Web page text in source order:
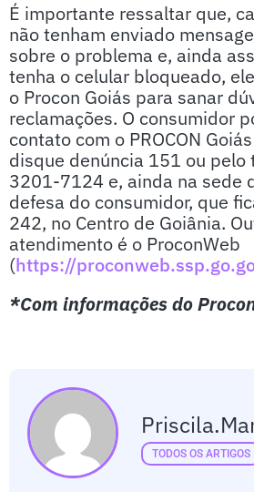
É importante ressaltar que,
não tenham enviado
sobre o problema e, ainda
tenha o celular bloqueado,
o Procon Goiás para sanar
reclamações. O consumidor
contato com o PROCON
disque denúncia 151 ou pelo
3201-7124 e, ainda na sede
defesa do consumidor, que
242, no Centro de Goiânia.
atendimento é o ProconWeb
(https://
*Com informações do
TODOS OS ARTIGOS